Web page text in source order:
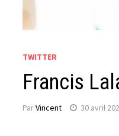
TWITTER
Francis
ParVincent 30 avril